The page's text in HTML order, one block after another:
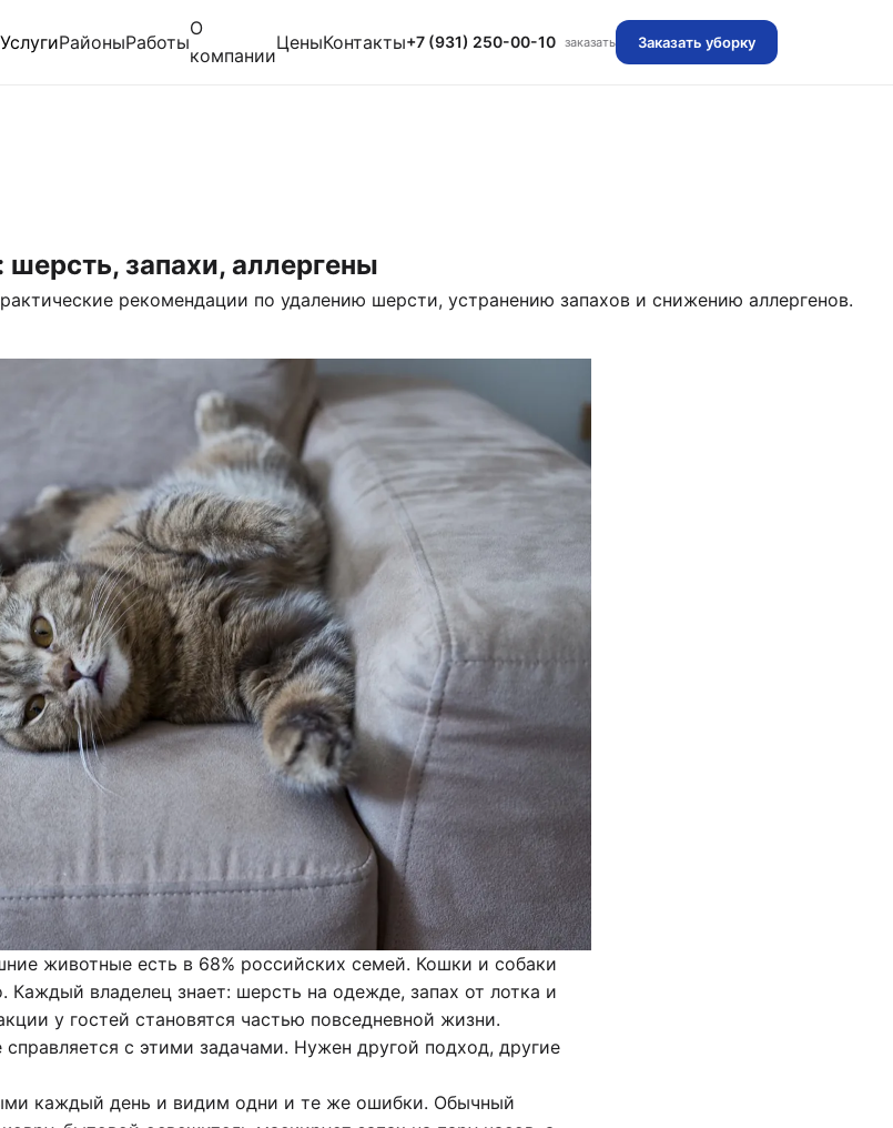
УслугиРайоныРаботы
О
компании
ЦеныКонтакты+7 (931) 250-00-10 заказать Заказать уборку
запахи, аллергены
рекомендации по удалению шерсти, устранению запахов и снижению аллергенов.
животные есть в 68% российских семей. Кошки и собаки
владелец знает: шерсть на одежде, запах от лотка и
у гостей становятся частью повседневной жизни.
справляется с этими задачами. Нужен другой подход, другие
каждый день и видим одни и те же ошибки. Обычный